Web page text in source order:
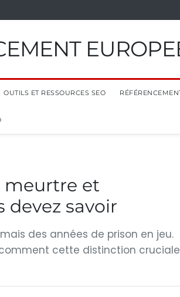
OUTILS ET RESSOURCES SEO
meurtre et
devez savoir
des années de prison en jeu.
cette distinction cruciale